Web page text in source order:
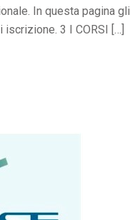
In questa pagina gli
3 I CORSI […]